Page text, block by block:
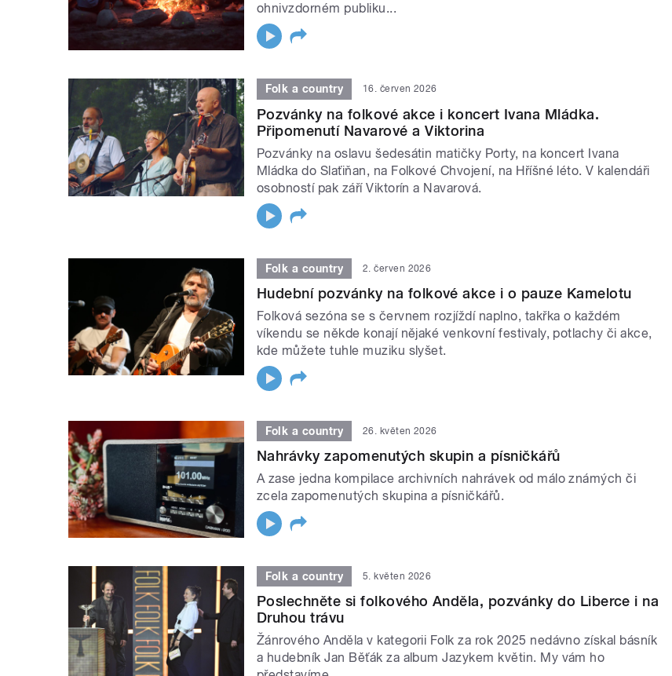
ohnivzdorném publiku...
Folk a country 16. červen 2026
Pozvánky na folkové akce i koncert Ivana Mládka.
Připomenutí Navarové a Viktorina
Pozvánky na oslavu šedesátin matičky Porty, na koncert Ivana
Mládka do Slaťiňan, na Folkové Chvojení, na Hříšné léto. V kalendáři
osobností pak září Viktorín a Navarová.
Folk a country 2. červen 2026
Hudební pozvánky na folkové akce i o pauze Kamelotu
Folková sezóna se s červnem rozjíždí naplno, takřka o každém
víkendu se někde konají nějaké venkovní festivaly, potlachy či akce,
kde můžete tuhle muziku slyšet.
Folk a country 26. květen 2026
Nahrávky zapomenutých skupin a písničkářů
A zase jedna kompilace archivních nahrávek od málo známých či
zcela zapomenutých skupina a písničkářů.
Folk a country 5. květen 2026
Poslechněte si folkového Anděla, pozvánky do Liberce i na
Druhou trávu
Žánrového Anděla v kategorii Folk za rok 2025 nedávno získal básník
a hudebník Jan Běťák za album Jazykem květin. My vám ho